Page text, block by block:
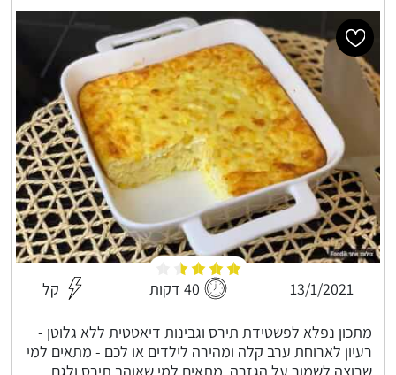
13/1/2021 40 דקות קל
מתכון נפלא לפשטידת תירס וגבינות דיאטטית ללא גלוטן -
רעיון לארוחת ערב קלה ומהירה לילדים או לכם - מתאים למי
שרוצה לשמור על הגזרה, מתאים למי שאוהב תירס ולגם